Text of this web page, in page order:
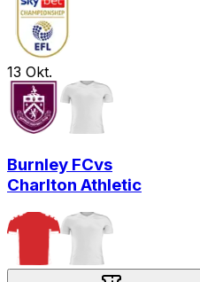
13 Okt.
Burnley FCvs
Charlton Athletic